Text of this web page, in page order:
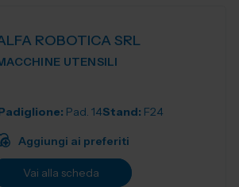
ROBOTICA SRL
UTENSILI
Pad. 14Stand: F24
Aggiungi ai preferiti
Vai alla scheda